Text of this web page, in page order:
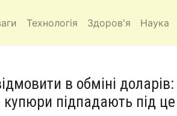
Технологія Здоров'я Наука
в обміні доларів:
купюри підпадають під це